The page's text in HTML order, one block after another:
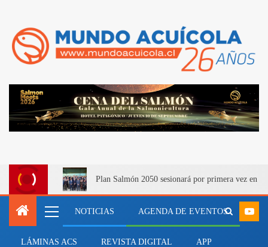
Plan Salmón 2050 sesionará por primera vez en
NOTICIAS AGENDA DE EVENTOS
LÁMINAS ACS REVISTA DIGITAL APP